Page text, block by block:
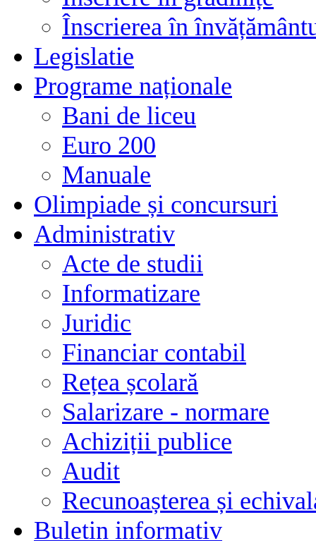
Înscrierea în
Legislatie
Programe naționale
Bani de liceu
Euro 200
Manuale
Olimpiade și concursuri
Administrativ
Acte de studii
Informatizare
Juridic
Financiar contabil
Rețea școlară
Salarizare - normare
Achiziții publice
Audit
Recunoașterea și
Buletin informativ